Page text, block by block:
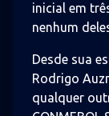
inicial em
nenhum
Desde sua
Rodrigo
qualquer